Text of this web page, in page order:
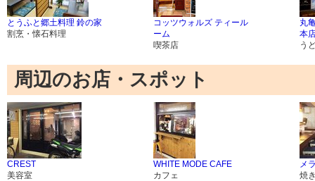
とうふと郷土料理 鈴の家
割烹・懐石料理
コッツウォルズ ティール
ーム
喫茶店
丸
本
う
周辺のお店・スポット
CREST
美容室
WHITE MODE CAFE
カフェ
メ
焼